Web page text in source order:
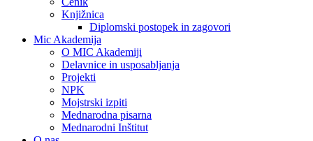
Knjižnica
Diplomski postopek in zagovori
Mic Akademija
O MIC Akademiji
Delavnice in usposabljanja
Projekti
NPK
Mojstrski izpiti
Mednarodna pisarna
Mednarodni Inštitut